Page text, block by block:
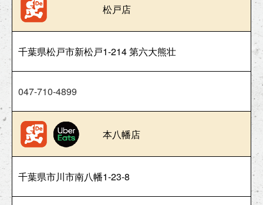
松戸店
千葉県松戸市新松戸1-214 第六大熊壮
047-710-4899
本八幡店
千葉県市川市南八幡1-23-8